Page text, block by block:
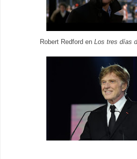
Robert Redford enLos tres días